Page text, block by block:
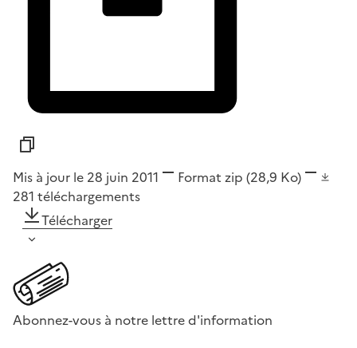
Mis à jour le 28 juin 2011 Format zip (28,9 Ko)
281 téléchargements
Télécharger
Abonnez-vous à notre lettre d'information